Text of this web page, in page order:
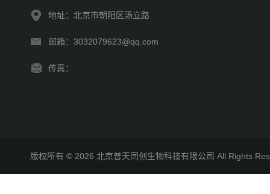
地址：北京市朝阳区汤立路
邮箱：3032079623@qq.com
传真：
版权所有 © 2026 北京普天同创生物科技有限公司 All Rights